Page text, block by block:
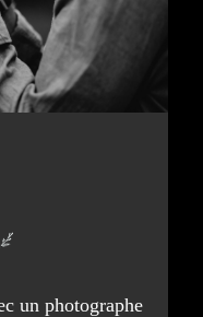
un photographe
© AMANDINE LEROY